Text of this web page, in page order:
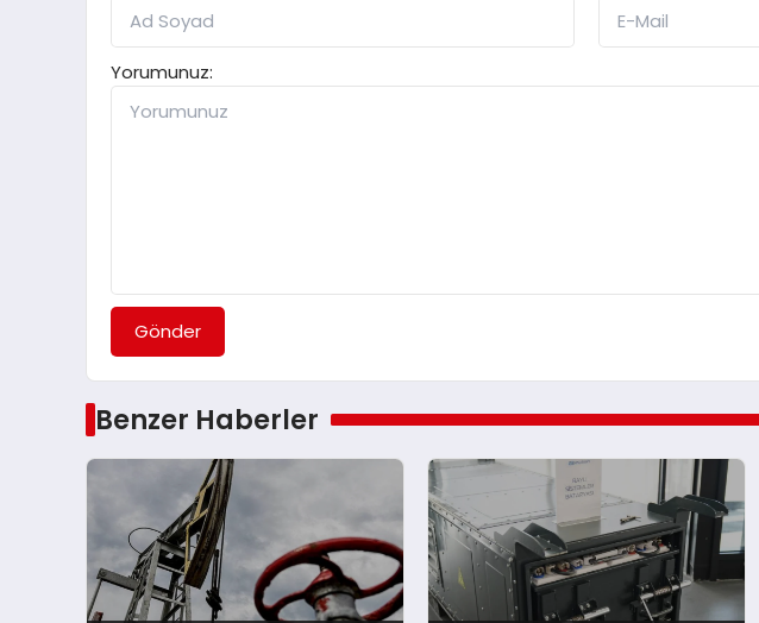
Yorumunuz:
Gönder
Benzer Haberler